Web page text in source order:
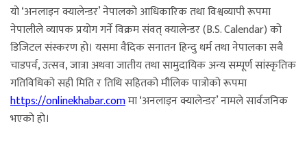
यो ‘अनलाइन क्यालेन्डर’ नेपालको आधिकारिक तथा विश्वव्यापी रूपमा
नेपालीले व्यापक प्रयोग गर्ने विक्रम संवत् क्यालेन्डर (B.S. Calendar) को
डिजिटल संस्करण हो। यसमा वैदिक सनातन हिन्दु धर्म तथा नेपालका सबै
चाडपर्व, उत्सव, जात्रा अथवा जातीय तथा सामुदायिक अन्य सम्पूर्ण सांस्कृतिक
गतिविधिको सही मिति र तिथि सहितको मौलिक पात्रोको रूपमा
https://onlinekhabar.comमा ‘अनलाइन क्यालेन्डर’ नामले सार्वजनिक
भएको हो।